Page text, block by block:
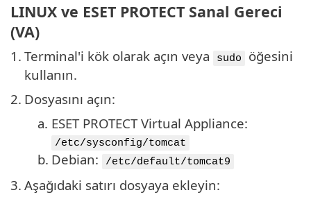
LINUX ve ESET PROTECT Sanal Gereci
(VA)
1. Terminal'i kök olarak açın veya sudo
öğesini
kullanın.
2. Dosyasını açın:
a. ESET PROTECT Virtual Appliance:
/etc/sysconfig/tomcat
b. Debian: /etc/default/tomcat9
3. Aşağıdaki satırı dosyaya ekleyin: